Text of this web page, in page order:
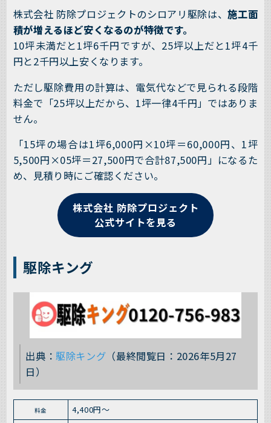
株式会社 防除プロジェクトのシロアリ駆除は、施工面
積が増えるほど安くなるのが特徴です。
10坪未満だと1坪6千円ですが、25坪以上だと1坪4千
円と2千円以上安くなります。
ただし駆除費用の計算は、電気代などで見られる段階
料金で「25坪以上だから、1坪一律4千円」ではありま
せん。
「15坪の場合は1坪6,000円×10坪＝60,000円、1坪
5,500円×05坪＝27,500円で合計87,500円」になるた
め、見積り時にご確認ください。
株式会社 防除プロジェクト
公式サイトを見る
駆除キング
出典：駆除キング （最終閲覧日：2026年5月27
日）
料金 4,400円〜